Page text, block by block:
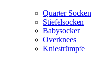
Quarter Socken
Stiefelsocken
Babysocken
Overknees
Kniestrümpfe